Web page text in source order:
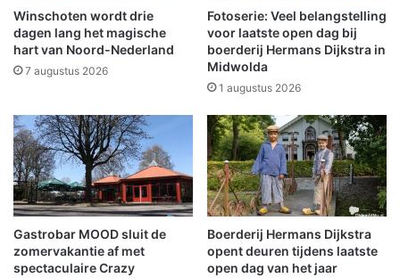
p
v
a
n
O
O
S
T
E
R
P
O
P
k
o
e
l
l
e
k
t
i
j
d
e
n
Winschoten wordt drie
dagen lang het magische
hart van Noord-Nederland
7 augustus 2026
Fotoserie: Veel belangstelling
voor laatste open dag bij
boerderij Hermans Dijkstra in
Midwolda
1 augustus 2026
Gastrobar MOOD sluit de
zomervakantie af met
spectaculaire Crazy
Boerderij Hermans Dijkstra
opent deuren tijdens laatste
open dag van het jaar